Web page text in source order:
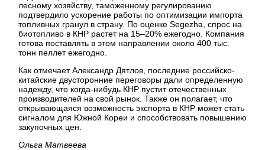
лесному хозяйству, таможенному регулированию
подтвердило ускорение работы по оптимизации импорта
топливных гранул в страну. По оценке Segezha, спрос на
биотопливо в КНР растет на 15–20% ежегодно. Компания
готова поставлять в этом направлении около 400 тыс.
тонн пеллет ежегодно.
Как отмечает Александр Дятлов, последние российско-
китайские двусторонние переговоры дали определенную
надежду, что когда-нибудь КНР пустит отечественных
производителей на свой рынок. Также он полагает, что
открывающаяся возможность экспорта в КНР может стать
сигналом для Южной Кореи и способствовать повышению
закупочных цен.
Ольга Матвеева